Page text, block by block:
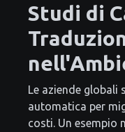
Studi di
Le aziende
automatica per
costi. Un esempio